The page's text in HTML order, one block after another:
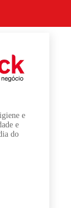
e
e
do